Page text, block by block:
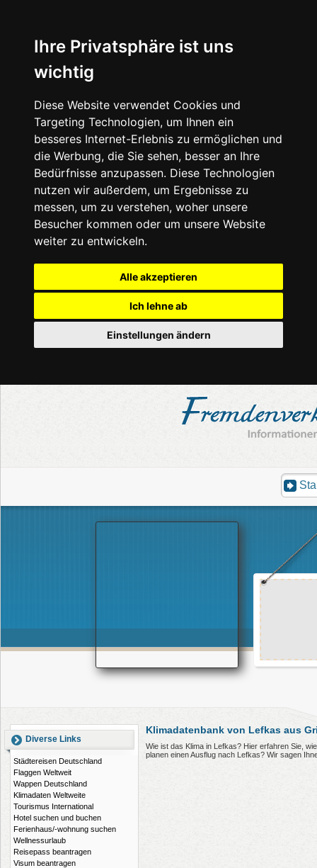
Ihre Privatsphäre ist uns
wichtig
Diese Website verwendet Cookies und
Targeting Technologien, um Ihnen ein
besseres Internet-Erlebnis zu ermöglichen und
die Werbung, die Sie sehen, besser an Ihre
Bedürfnisse anzupassen. Diese Technologien
nutzen wir außerdem, um Ergebnisse zu
messen, um zu verstehen, woher unsere
Besucher kommen oder um unsere Website
weiter zu entwickeln.
Alle akzeptieren
Ich lehne ab
Einstellungen ändern
Diverse Links
Städtereisen Deutschland
Flaggen Weltweit
Wappen Deutschland
Klimadaten Weltweite
Tourismus International
Hotel suchen und buchen
Ferienhaus/-wohnung suchen
Wellnessurlaub
Reisepass beantragen
Visum beantragen
Klimadatenbank von Lefkas aus
Wie ist das Klima in Lefkas? Hier erfahren Sie,
planen einen Ausflug nach Lefkas? Wir sagen